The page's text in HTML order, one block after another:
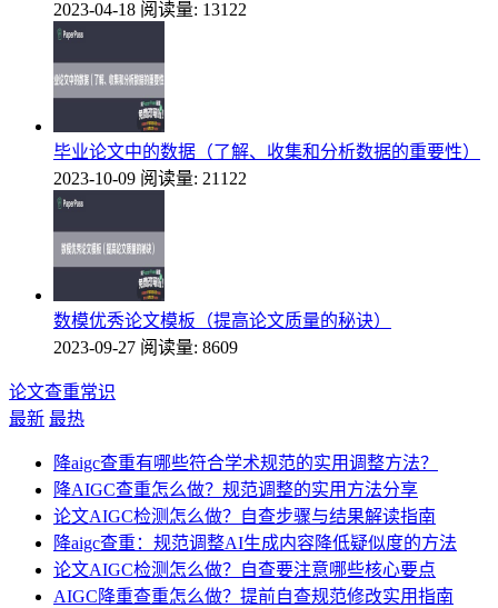
2023-04-18 阅读量: 13122
毕业论文中的数据（了解、收集和分析数据的重要性）
2023-10-09 阅读量: 21122
数模优秀论文模板（提高论文质量的秘诀）
2023-09-27 阅读量: 8609
论文查重常识
最新 最热
降aigc查重有哪些符合学术规范的实用调整方法？
降AIGC查重怎么做？规范调整的实用方法分享
论文AIGC检测怎么做？自查步骤与结果解读指南
降aigc查重：规范调整AI生成内容降低疑似度的方法
论文AIGC检测怎么做？自查要注意哪些核心要点
AIGC降重查重怎么做？提前自查规范修改实用指南